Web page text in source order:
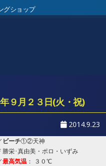
グショップ
９月２３日(火・祝)
2014.9.23
ビーチ①②天神
勝栄･真由美・ポロ・いずみ
最高気温 ： ３０℃